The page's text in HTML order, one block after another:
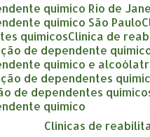
químico Rio de
químico São Paulo
químicos clínica de
de dependente
químico e
de dependentes
de dependentes
químico
clínicas de